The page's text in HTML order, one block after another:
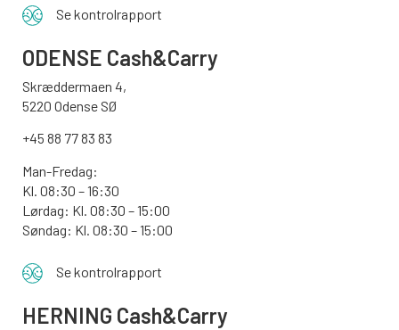
Se kontrolrapport
ODENSE Cash&Carry
Skræddermaen 4,
5220 Odense SØ
+45 88 77 83 83
Man-Fredag:
Kl. 08:30 – 16:30
Lørdag: Kl. 08:30 – 15:00
Søndag: Kl. 08:30 – 15:00
Se kontrolrapport
HERNING Cash&Carry